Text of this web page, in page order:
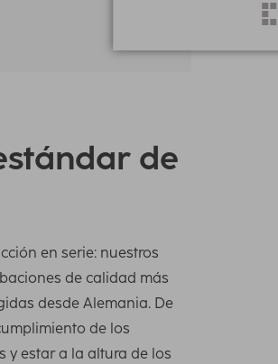
de
en serie: nuestros
de calidad más
desde Alemania. De
de los
y estar a la altura de los